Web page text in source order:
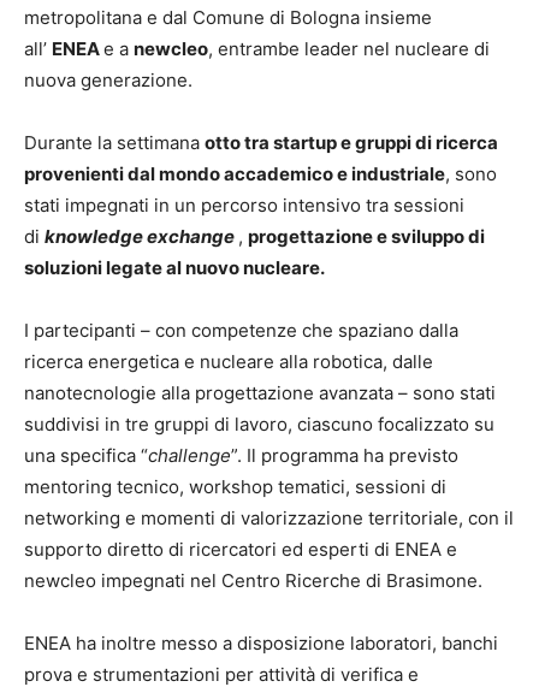
metropolitana e dal Comune di Bologna insieme
all’ ENEAe a newcleo, entrambe leader nel nucleare di
nuova generazione.
Durante la settimana otto tra startup e gruppi di ricerca
provenienti dal mondo accademico e industriale, sono
stati impegnati in un percorso intensivo tra sessioni
di knowledge exchange , progettazione e sviluppo di
soluzioni legate al nuovo nucleare.
I partecipanti – con competenze che spaziano dalla
ricerca energetica e nucleare alla robotica, dalle
nanotecnologie alla progettazione avanzata – sono stati
suddivisi in tre gruppi di lavoro, ciascuno focalizzato su
una specifica “challenge”. Il programma ha previsto
mentoring tecnico, workshop tematici, sessioni di
networking e momenti di valorizzazione territoriale, con il
supporto diretto di ricercatori ed esperti di ENEA e
newcleo impegnati nel Centro Ricerche di Brasimone.
ENEA ha inoltre messo a disposizione laboratori, banchi
prova e strumentazioni per attività di verifica e